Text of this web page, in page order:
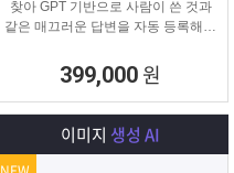
찾아 GPT 기반으로 사람이 쓴 것과
같은 매끄러운 답변을 자동 등록해주
399,000 원
이미지 생성 AI